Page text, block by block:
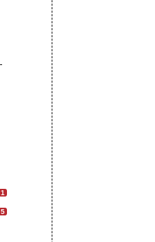
1
5